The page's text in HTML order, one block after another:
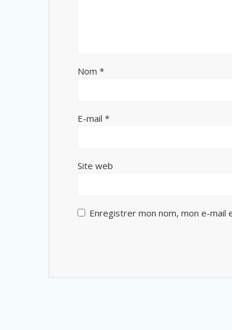
Nom*
E-mail*
Site web
Enregistrer mon nom, mon e-mail